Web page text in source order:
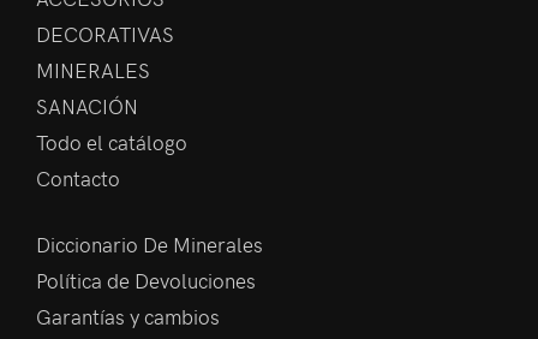
DECORATIVAS
MINERALES
SANACIÓN
Todo el catálogo
Contacto
Diccionario De Minerales
Política de Devoluciones
Garantías y cambios